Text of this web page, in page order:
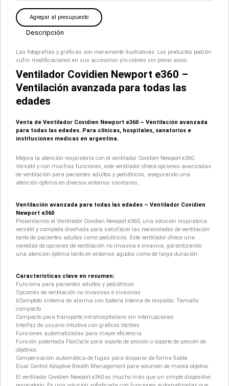
Agregar al presupuesto
Descripción
Las fotografías y gráficas son meramente ilustrativas. Los productos podrán
sufrir modificaciones en sus accesorios y/o colores sin previo aviso.
Ventilador Covidien Newport e360 –
Ventilación avanzada para todas las
edades
Venta de Ventilador Covidien Newport e360 – Ventilación avanzada
para todas las edades. Para clínicas, hospitales, sanatorios e
instituciones medicas en argentina.
Mejora la atención respiratoria con el ventilador Covidien Newport e360.
Versátil y con muchas funciones, este ventilador ofrece opciones avanzadas
de ventilación para pacientes adultos y pediátricos, asegurando una
atención óptima en diversos entornos sanitarios.
Ventilación avanzada para todas las edades – Ventilador Covidien
Newport e360
Presentamos el Ventilador Covidien Newport e360, una solución respiratoria
versátil y completa diseñada para satisfacer las necesidades de ventilación
tanto de pacientes adultos como pediátricos. Este ventilador ofrece una
variedad de opciones de ventilación no invasiva e invasiva, garantizando
una atención óptima tanto en entornos agudos como de larga duración.
Características clave en resumen:
Funciona para pacientes adultos y pediátricos
Opciones de ventilación no invasivas e invasivas
liCompleto sistema de alarma con batería interna de respaldo. Tamaño
compacto
Compacto para transporte intrahospitalario sin interrupciones
Interfaz de usuario intuitiva con gráficos táctiles
Funciones automatizadas para mayor eficiencia
Función patentada FlexCycle para soporte de presión o soporte de presión de
objetivos
Compensación automática de fugas para disparar de forma fiable
Dual Control Adaptive Breath Management para volumen de marea objetivo
El ventilador Covidien Newport e360 es mucho más que un simple dispositivo